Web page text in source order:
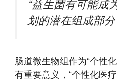
“益生菌有可能成
划的潜在组成部分
肠道微生物组作为“个性
有重要意义，“个性化医